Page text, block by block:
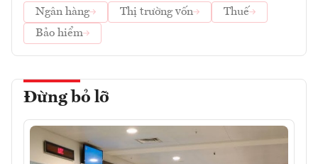
Ngân hàng
Thị trường vốn
Thuế
Bảo hiểm
Đừng bỏ lỡ